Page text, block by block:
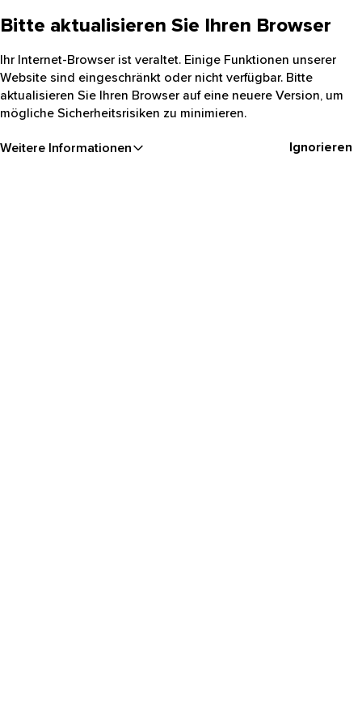
Bitte aktualisieren Sie Ihren Browser
Ihr Internet-Browser ist veraltet. Einige Funktionen unserer
Website sind eingeschränkt oder nicht verfügbar. Bitte
aktualisieren Sie Ihren Browser auf eine neuere Version, um
mögliche Sicherheitsrisiken zu minimieren.
Weitere Informationen Ignorieren